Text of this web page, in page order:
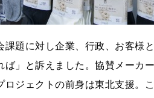
課題に対し企業、行政、お客様
ば」と訴えました。協賛メーカ
ロジェクトの前身は東北支援。